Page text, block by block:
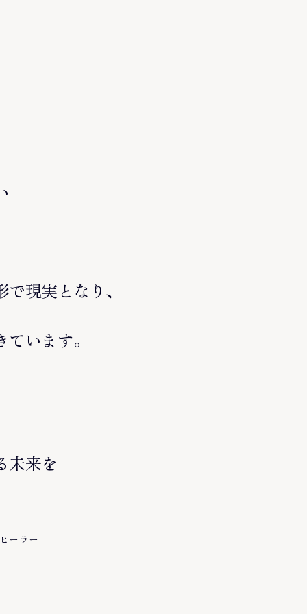
現実となり、
います。
未来を
ーラー